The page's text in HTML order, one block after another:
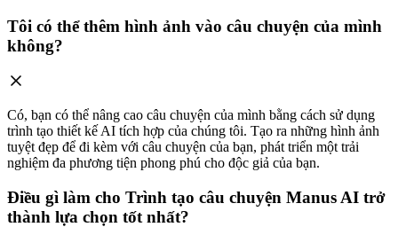
Tôi có thể thêm hình ảnh vào câu chuyện của mình
không?
Có, bạn có thể nâng cao câu chuyện của mình bằng cách sử dụng
trình tạo thiết kế AI tích hợp của chúng tôi. Tạo ra những hình ảnh
tuyệt đẹp để đi kèm với câu chuyện của bạn, phát triển một trải
nghiệm đa phương tiện phong phú cho độc giả của bạn.
Điều gì làm cho Trình tạo câu chuyện Manus AI trở
thành lựa chọn tốt nhất?